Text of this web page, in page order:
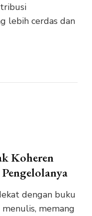
lebih cerdas dan
Koheren
dengan buku
memang